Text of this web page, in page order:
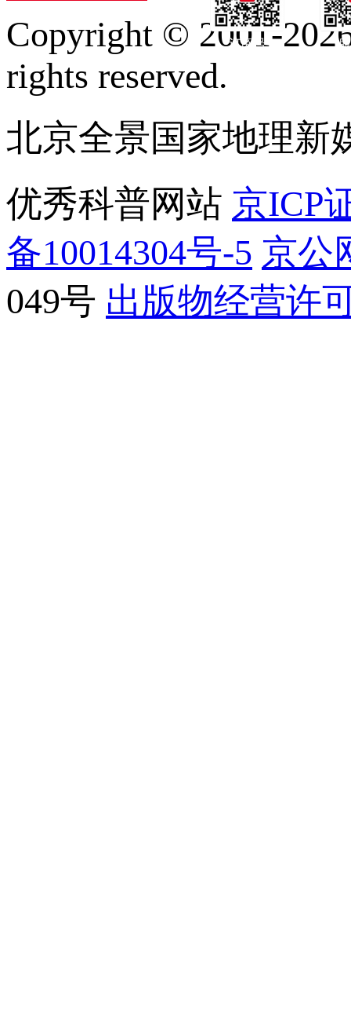
订阅号
Copyright © 2001-
rights reserved.
北京全景国家地理新
优秀科普网站 京ICP
备10014304号-5 京公
049号 出版物经营许